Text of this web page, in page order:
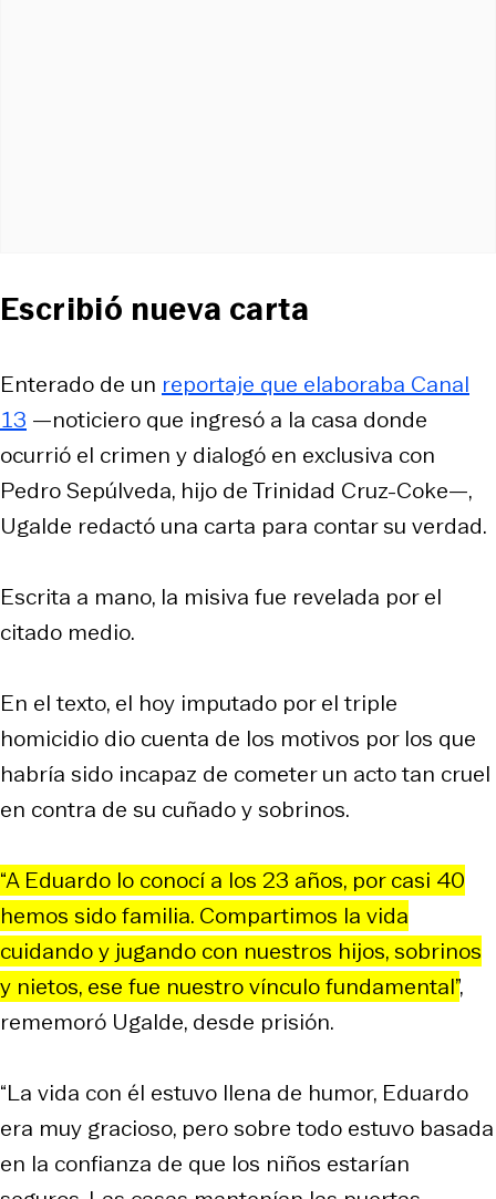
Escribió nueva carta
Enterado de un reportaje que elaboraba Canal
13 —noticiero que ingresó a la casa donde
ocurrió el crimen y dialogó en exclusiva con
Pedro Sepúlveda, hijo de Trinidad Cruz-Coke—,
Ugalde redactó una carta para contar su verdad.
Escrita a mano, la misiva fue revelada por el
citado medio.
En el texto, el hoy imputado por el triple
homicidio dio cuenta de los motivos por los que
habría sido incapaz de cometer un acto tan cruel
en contra de su cuñado y sobrinos.
“A Eduardo lo conocí a los 23 años, por casi 40
hemos sido familia. Compartimos la vida
cuidando y jugando con nuestros hijos, sobrinos
y nietos, ese fue nuestro vínculo fundamental”,
rememoró Ugalde, desde prisión.
“La vida con él estuvo llena de humor, Eduardo
era muy gracioso, pero sobre todo estuvo basada
en la confianza de que los niños estarían